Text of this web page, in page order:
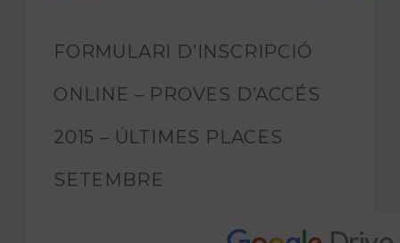
CONTACTA’NS
FORMULARI D’INSCRIPCIÓ
ONLINE – PROVES D’ACCÉS
2015 – ÚLTIMES PLACES
SETEMBRE